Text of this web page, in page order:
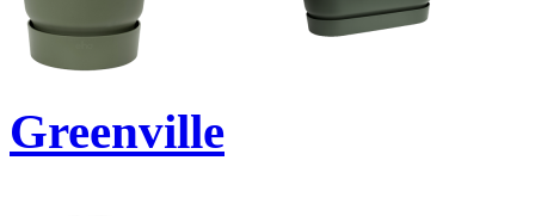
Greenville